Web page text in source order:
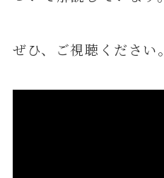
ぜひ、ご視聴ください。